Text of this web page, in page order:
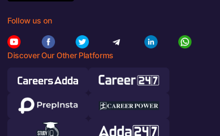
Follow us on
Discover Our Other Platforms